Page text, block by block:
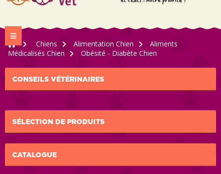
Navigation bascule
>
Chiens > Alimentation Chien >
Aliments
Médicalisés Chien
> Obésité - Diabète Chien
CONSEILS VÉTÉRINAIRES
SÉLECTION DE PRODUITS
CATALOGUE